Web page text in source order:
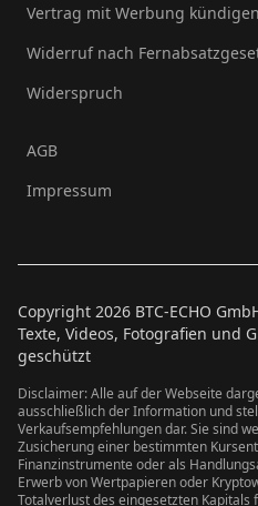
Vertrag mit Werbung kündigen
Widerruf nach
Widerspruch
AGB
Impressum
Copyright 2026 BTC-ECHO
Texte, Videos, Fotografien und
geschützt
Disclaimer: Alle auf der Webseite
ausschließlich der Information und
Verkaufsempfehlungen dar. Sie sind
Zusicherung einer bestimmten
Finanzinstrumente oder als
Erwerb von Wertpapieren oder
Totalverlust des eingesetzten